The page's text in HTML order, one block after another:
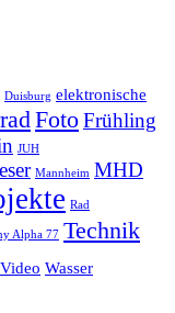
Duisburg elektronische
FotoFrühling
JUH
Mannheim MHD
Rad
Alpha 77 Technik
Video Wasser